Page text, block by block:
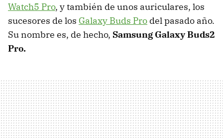
Watch5 Pro, y también de unos auriculares, los
sucesores de los Galaxy Buds Pro del pasado año.
Su nombre es, de hecho, Samsung Galaxy Buds2
Pro.